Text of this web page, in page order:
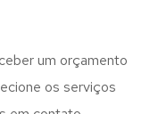
um orçamento
os serviços